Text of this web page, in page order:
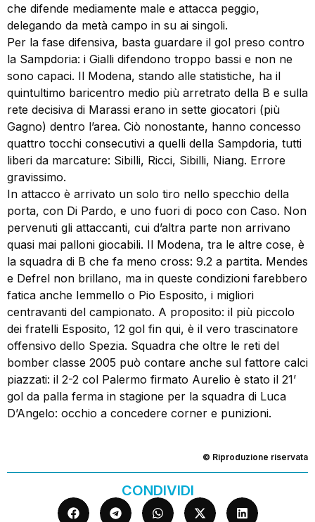
che difende mediamente male e attacca peggio,
delegando da metà campo in su ai singoli.
Per la fase difensiva, basta guardare il gol preso contro
la Sampdoria: i Gialli difendono troppo bassi e non ne
sono capaci. Il Modena, stando alle statistiche, ha il
quintultimo baricentro medio più arretrato della B e sulla
rete decisiva di Marassi erano in sette giocatori (più
Gagno) dentro l’area. Ciò nonostante, hanno concesso
quattro tocchi consecutivi a quelli della Sampdoria, tutti
liberi da marcature: Sibilli, Ricci, Sibilli, Niang. Errore
gravissimo.
In attacco è arrivato un solo tiro nello specchio della
porta, con Di Pardo, e uno fuori di poco con Caso. Non
pervenuti gli attaccanti, cui d’altra parte non arrivano
quasi mai palloni giocabili. Il Modena, tra le altre cose, è
la squadra di B che fa meno cross: 9.2 a partita. Mendes
e Defrel non brillano, ma in queste condizioni farebbero
fatica anche Iemmello o Pio Esposito, i migliori
centravanti del campionato. A proposito: il più piccolo
dei fratelli Esposito, 12 gol fin qui, è il vero trascinatore
offensivo dello Spezia. Squadra che oltre le reti del
bomber classe 2005 può contare anche sul fattore calci
piazzati: il 2-2 col Palermo firmato Aurelio è stato il 21’
gol da palla ferma in stagione per la squadra di Luca
D’Angelo: occhio a concedere corner e punizioni.
© Riproduzione riservata
CONDIVIDI